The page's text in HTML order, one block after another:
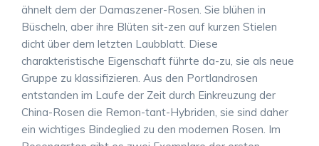
ähnelt dem der Damaszener-Rosen. Sie blühen in
Büscheln, aber ihre Blüten sit-zen auf kurzen Stielen
dicht über dem letzten Laubblatt. Diese
charakteristische Eigenschaft führte da-zu, sie als neue
Gruppe zu klassifizieren. Aus den Portlandrosen
entstanden im Laufe der Zeit durch Einkreuzung der
China-Rosen die Remon-tant-Hybriden, sie sind daher
ein wichtiges Bindeglied zu den modernen Rosen. Im